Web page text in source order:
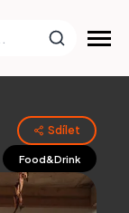
Sdílet
Food&Drink